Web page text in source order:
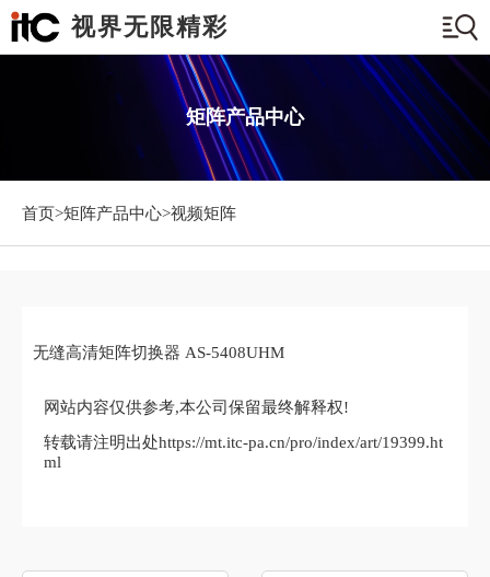
视界无限精彩
矩阵产品中心
首页>矩阵产品中心>视频矩阵
无缝高清矩阵切换器 AS-5408UHM
网站内容仅供参考,本公司保留最终解释权!
转载请注明出处https://mt.itc-pa.cn/pro/index/art/19399.ht
ml